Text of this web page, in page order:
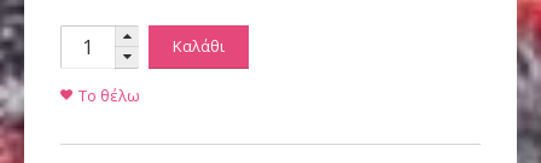
Καλάθι
Το θέλω